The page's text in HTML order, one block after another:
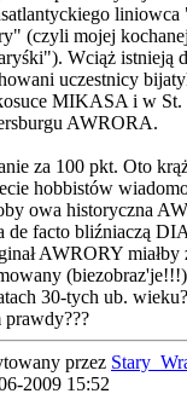
liniowca
(czyli mojej
Wciąż istnieją
uczestnicy
MIKASA i w St.
AWRORA.
za 100 pkt. Oto
hobbistów
owa historyczna
de facto bliźniaczą
AWRORY miałby
30-tych ub.
prawdy???
przez
2009 15:52